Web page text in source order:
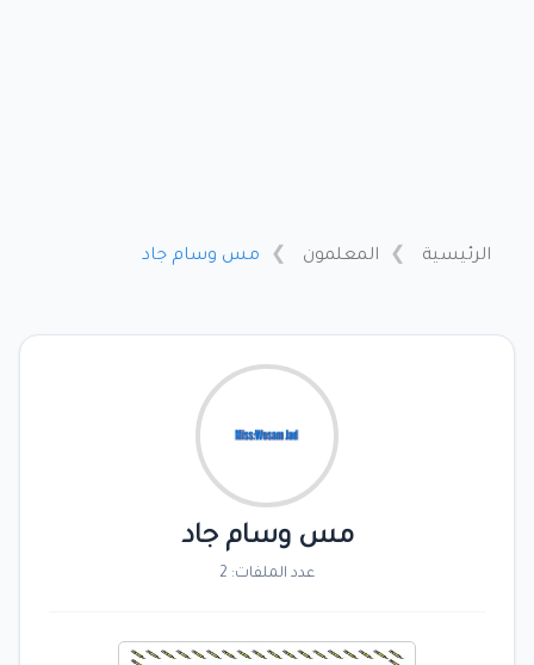
الرئيسية المعلمون مس وسام جاد
مس وسام جاد
عدد الملفات: 2